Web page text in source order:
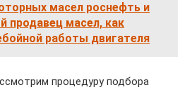
масел роснефть и
продавец масел, как
работы двигателя
процедуру подбора